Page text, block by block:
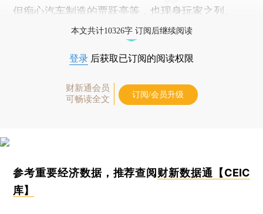
但痴心汽车制造的贾跃亭等，也现身玩家之列。
本文共计10326字 订阅后继续阅读
登录 后获取已订阅的阅读权限
财新通会员
可畅读全文
订阅/会员升级
参考重要经济数据，推荐查阅 财新数据通【CEIC
库】